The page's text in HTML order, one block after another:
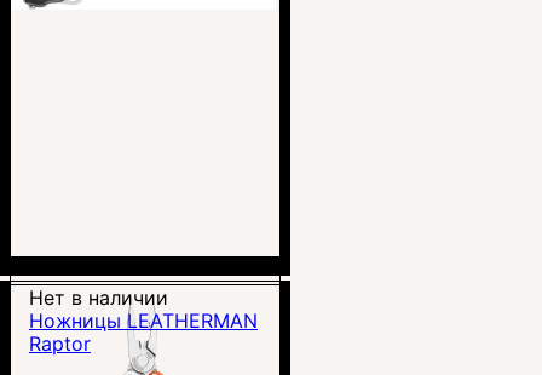
Нет в наличии
Ножницы LEATHERMAN
Raptor